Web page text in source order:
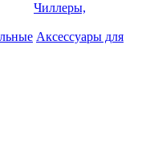
Чиллеры,
Аксессуары для